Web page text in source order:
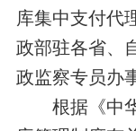
库集中支付代
政部驻各省、
政监察专员办
根据《中华